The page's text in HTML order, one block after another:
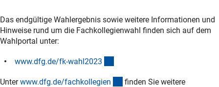
Das endgültige Wahlergebnis sowie weitere Informationen und
Hinweise rund um die Fachkollegienwahl finden sich auf dem
Wahlportal unter:
www.dfg.de/fk-wahl2023
Unterwww.dfg.de/fachkollegien (interner Link)
finden Sie weitere